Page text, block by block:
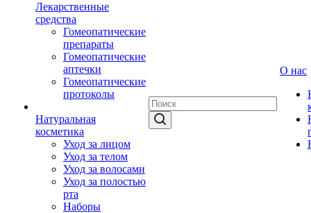
Лекарственные
средства
Гомеопатические
препараты
Гомеопатические
аптечки
Гомеопатические
протоколы
Натуральная
косметика
Уход за лицом
Уход за телом
Уход за волосами
Уход за полостью
рта
Наборы
О нас